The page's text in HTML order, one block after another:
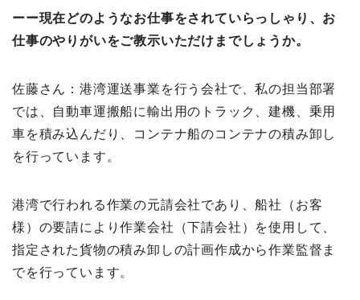
ーー現在どのようなお仕事をされていらっしゃり、お
仕事のやりがいをご教示いただけまでしょうか。
佐藤さん：港湾運送事業を行う会社で、私の担当部署
では、自動車運搬船に輸出用のトラック、建機、乗用
車を積み込んだり、コンテナ船のコンテナの積み卸し
を行っています。
港湾で行われる作業の元請会社であり、船社（お客
様）の要請により作業会社（下請会社）を使用して、
指定された貨物の積み卸しの計画作成から作業監督ま
でを行っています。